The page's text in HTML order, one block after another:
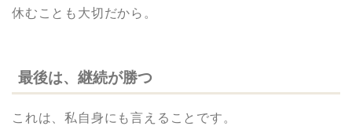
休むことも大切だから。
最後は、継続が勝つ
これは、私自身にも言えることです。